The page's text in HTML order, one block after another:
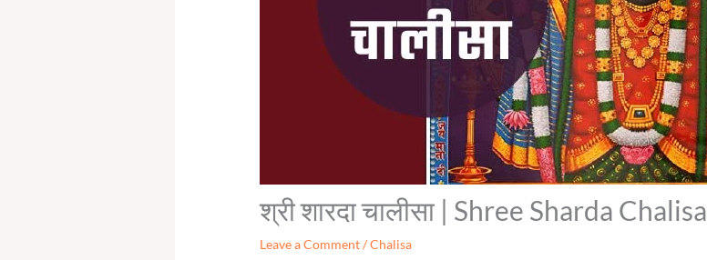
श्री शारदा चालीसा | Shree Sharda Chalisa
Leave a Comment/Chalisa